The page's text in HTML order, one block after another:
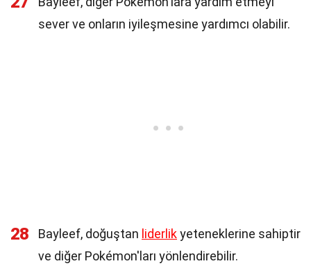
sever ve onların iyileşmesine yardımcı olabilir.
28 Bayleef, doğuştan liderlikyeteneklerine sahiptir
ve diğer Pokémon'ları yönlendirebilir.